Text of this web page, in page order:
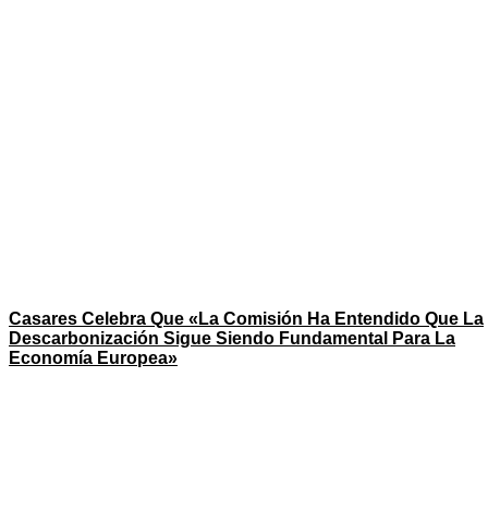
Casares Celebra Que «la Comisión Ha Entendido Que La
Descarbonización Sigue Siendo Fundamental Para La
Economía Europea»